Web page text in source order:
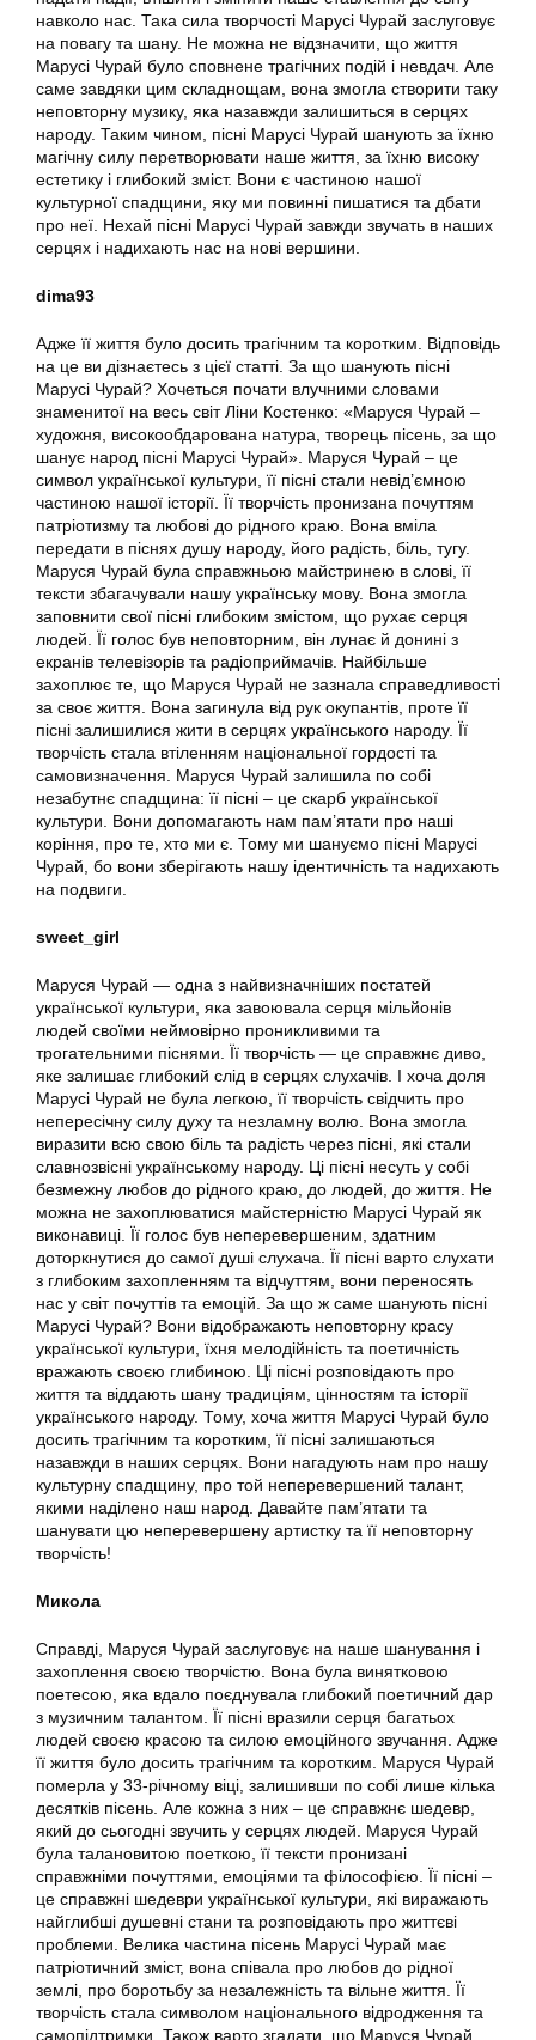
навколо нас. Така сила творчості Марусі Чурай заслуговує
на повагу та шану. Не можна не відзначити, що життя
Марусі Чурай було сповнене трагічних подій і невдач. Але
саме завдяки цим складнощам, вона змогла створити таку
неповторну музику, яка назавжди залишиться в серцях
народу. Таким чином, пісні Марусі Чурай шанують за їхню
магічну силу перетворювати наше життя, за їхню високу
естетику і глибокий зміст. Вони є частиною нашої
культурної спадщини, яку ми повинні пишатися та дбати
про неї. Нехай пісні Марусі Чурай завжди звучать в наших
серцях і надихають нас на нові вершини.
dima93
Адже її життя було досить трагічним та коротким. Відповідь
на це ви дізнаєтесь з цієї статті. За що шанують пісні
Марусі Чурай? Хочеться почати влучними словами
знаменитої на весь світ Ліни Костенко: «Маруся Чурай –
художня, високообдарована натура, творець пісень, за що
шанує народ пісні Марусі Чурай». Маруся Чурай – це
символ української культури, її пісні стали невід’ємною
частиною нашої історії. Її творчість пронизана почуттям
патріотизму та любові до рідного краю. Вона вміла
передати в піснях душу народу, його радість, біль, тугу.
Маруся Чурай була справжньою майстринею в слові, її
тексти збагачували нашу українську мову. Вона змогла
заповнити свої пісні глибоким змістом, що рухає серця
людей. Її голос був неповторним, він лунає й донині з
екранів телевізорів та радіоприймачів. Найбільше
захоплює те, що Маруся Чурай не зазнала справедливості
за своє життя. Вона загинула від рук окупантів, проте її
пісні залишилися жити в серцях українського народу. Її
творчість стала втіленням національної гордості та
самовизначення. Маруся Чурай залишила по собі
незабутнє спадщина: її пісні – це скарб української
культури. Вони допомагають нам пам’ятати про наші
коріння, про те, хто ми є. Тому ми шануємо пісні Марусі
Чурай, бо вони зберігають нашу ідентичність та надихають
на подвиги.
sweet_girl
Маруся Чурай — одна з найвизначніших постатей
української культури, яка завоювала серця мільйонів
людей своїми неймовірно проникливими та
трогательними піснями. Її творчість — це справжнє диво,
яке залишає глибокий слід в серцях слухачів. І хоча доля
Марусі Чурай не була легкою, її творчість свідчить про
непересічну силу духу та незламну волю. Вона змогла
виразити всю свою біль та радість через пісні, які стали
славнозвісні українському народу. Ці пісні несуть у собі
безмежну любов до рідного краю, до людей, до життя. Не
можна не захоплюватися майстерністю Марусі Чурай як
виконавиці. Її голос був неперевершеним, здатним
доторкнутися до самої душі слухача. Її пісні варто слухати
з глибоким захопленням та відчуттям, вони переносять
нас у світ почуттів та емоцій. За що ж саме шанують пісні
Марусі Чурай? Вони відображають неповторну красу
української культури, їхня мелодійність та поетичність
вражають своєю глибиною. Ці пісні розповідають про
життя та віддають шану традиціям, цінностям та історії
українського народу. Тому, хоча життя Марусі Чурай було
досить трагічним та коротким, її пісні залишаються
назавжди в наших серцях. Вони нагадують нам про нашу
культурну спадщину, про той неперевершений талант,
якими наділено наш народ. Давайте пам’ятати та
шанувати цю неперевершену артистку та її неповторну
творчість!
Микола
Справді, Маруся Чурай заслуговує на наше шанування і
захоплення своєю творчістю. Вона була винятковою
поетесою, яка вдало поєднувала глибокий поетичний дар
з музичним талантом. Її пісні вразили серця багатьох
людей своєю красою та силою емоційного звучання. Адже
її життя було досить трагічним та коротким. Маруся Чурай
померла у 33-річному віці, залишивши по собі лише кілька
десятків пісень. Але кожна з них – це справжнє шедевр,
який до сьогодні звучить у серцях людей. Маруся Чурай
була талановитою поеткою, її тексти пронизані
справжніми почуттями, емоціями та філософією. Її пісні –
це справжні шедеври української культури, які виражають
найглибші душевні стани та розповідають про життєві
проблеми. Велика частина пісень Марусі Чурай має
патріотичний зміст, вона співала про любов до рідної
землі, про боротьбу за незалежність та вільне життя. Її
творчість стала символом національного відродження та
самопідтримки. Також варто згадати, що Маруся Чурай